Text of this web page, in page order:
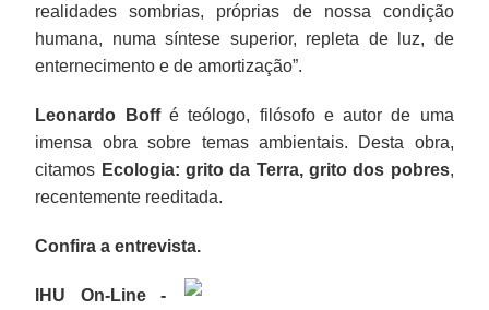
realidades sombrias, próprias de nossa condição
humana, numa síntese superior, repleta de luz, de
enternecimento e de amortização”.
Leonardo Boffé teólogo, filósofo e autor de uma
imensa obra sobre temas ambientais. Desta obra,
citamos Ecologia: grito da Terra, grito dos pobres,
recentemente reeditada.
Confira a entrevista.
IHU On-Line -